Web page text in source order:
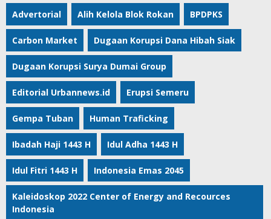
Advertorial Alih Kelola Blok Rokan BPDPKS
Carbon Market Dugaan Korupsi Dana Hibah Siak
Dugaan Korupsi Surya Dumai Group
Editorial Urbannews.id Erupsi Semeru
Gempa Tuban Human Traficking
Ibadah Haji 1443 H Idul Adha 1443 H
Idul Fitri 1443 H Indonesia Emas 2045
Kaleidoskop 2022 Center of Energy and Recources
Indonesia